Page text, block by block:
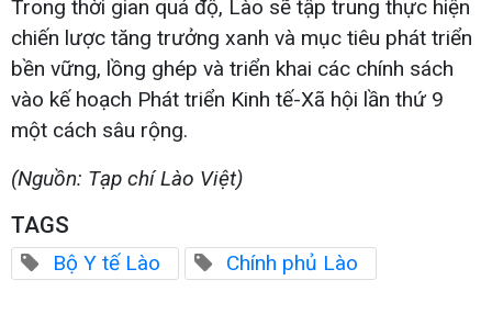
Trong thời gian quá độ, Lào sẽ tập trung thực hiện
chiến lược tăng trưởng xanh và mục tiêu phát triển
bền vững, lồng ghép và triển khai các chính sách
vào kế hoạch Phát triển Kinh tế-Xã hội lần thứ 9
một cách sâu rộng.
(Nguồn: Tạp chí Lào Việt)
TAGS
Bộ Y tế Lào Chính phủ Lào